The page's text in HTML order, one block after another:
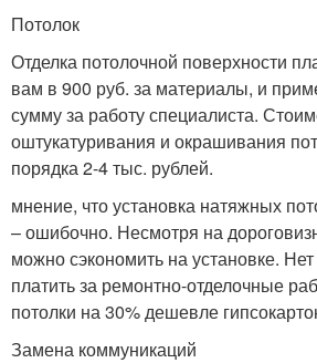
Потолок
Отделка потолочной поверхности
вам в 900 руб. за материалы, и
сумму за работу специалиста.
оштукатуривания и окрашивания
порядка 2-4 тыс. рублей.
мнение, что установка натяжных
– ошибочно. Несмотря на
можно сэкономить на установке.
платить за ремонтно-отделочные
потолки на 30% дешевле
Замена коммуникаций